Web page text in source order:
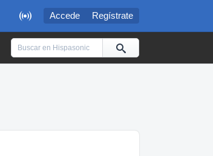
 Accede Regístrate